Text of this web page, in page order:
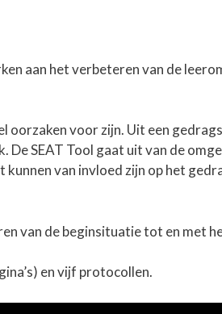
aan het verbeteren van de
oorzaken voor zijn. Uit een
De SEAT Tool gaat uit van de
van invloed zijn op het
van de beginsituatie tot en met
en vijf protocollen.